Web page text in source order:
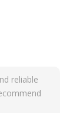
reliable